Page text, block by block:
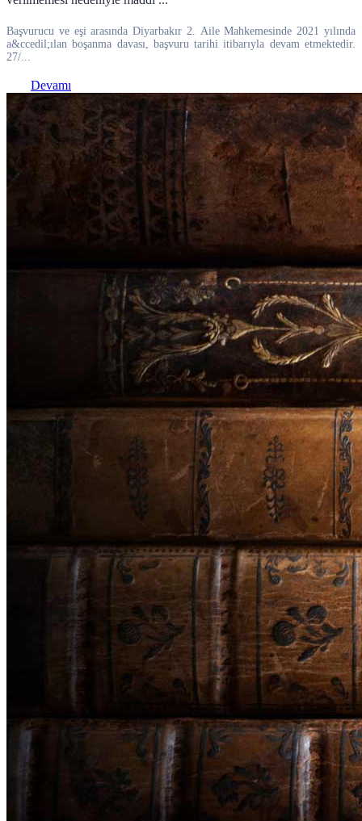
Başvurucu ve eşi arasında Diyarbakır 2. Aile Mahkemesinde 2021 yılında
a&ccedil;ılan boşanma davası, başvuru tarihi itibarıyla devam etmektedir.
27/...
Devamı